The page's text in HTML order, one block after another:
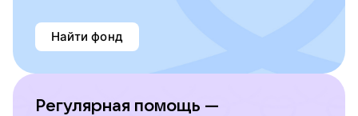
Найти фонд
Регулярная помощь —